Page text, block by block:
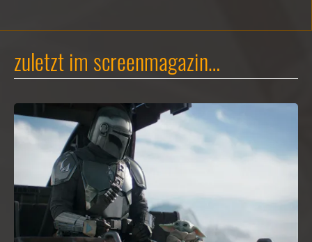
zuletzt im screenmagazin…